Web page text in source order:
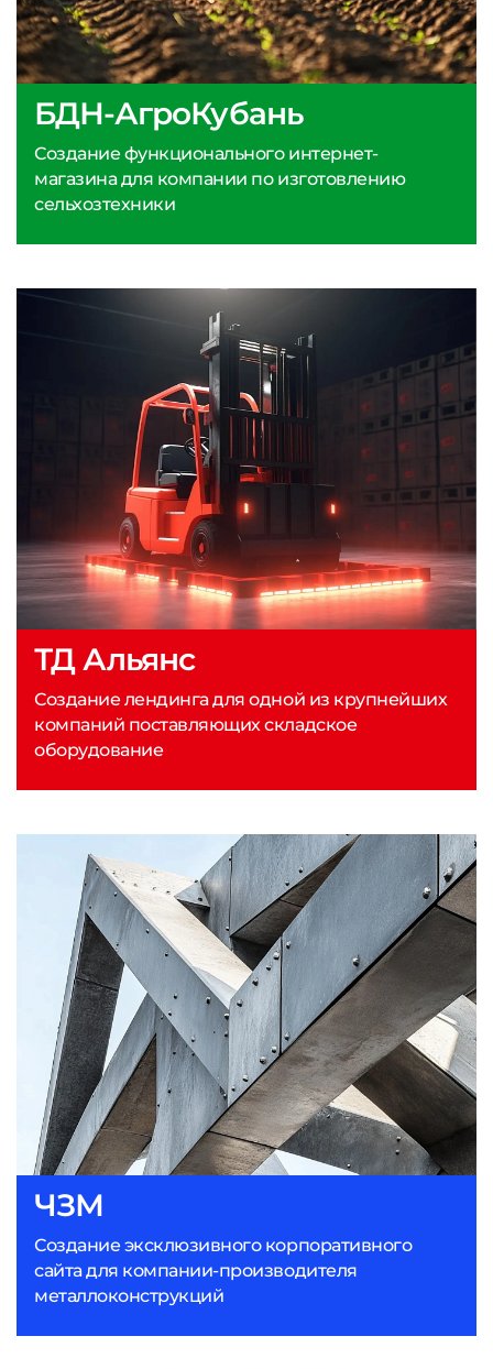
БДН-АгроКубань
Создание функционального интернет-
магазина для компании по изготовлению
сельхозтехники
ЧЗМ
Создание эксклюзивного корпоративного
сайта для компании-производителя
металлоконструкций
ТД Альянс
Создание лендинга для одной из крупнейших
компаний поставляющих складское
оборудование